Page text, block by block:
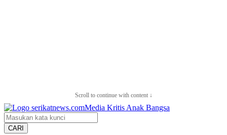
Scroll to continue with content ↓
CARI